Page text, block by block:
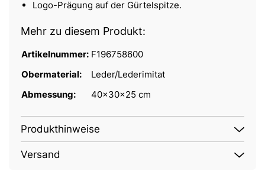
Logo-Prägung auf der Gürtelspitze.
Mehr zu diesem Produkt:
Artikelnummer: F196758600
Obermaterial:
Leder/Lederimitat
Abmessung:
40x30x25 cm
Produkthinweise
Versand